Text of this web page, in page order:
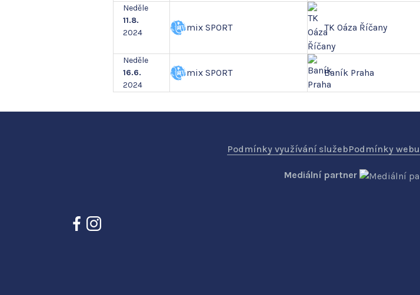
Neděle
11.8.
2024
mix SPORT TK Oáza Říčany
Neděle
16.6.
2024
mix SPORT Baník Praha
Podmínky využívání služebPodmínky webu
Mediální partner